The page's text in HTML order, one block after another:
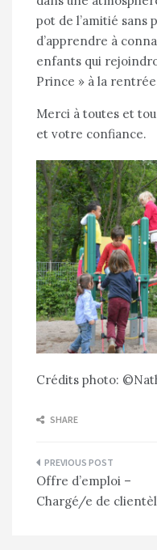
pot de l’amitié sans
d’apprendre à
enfants qui
Prince » à la
Merci à toutes et
et votre confiance.
Crédits photo:
SHARE
Navigation
de
l’article
Offre d’emploi –
Chargé/e de